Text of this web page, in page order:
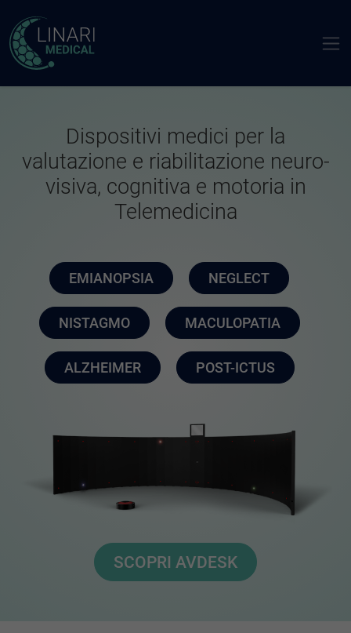
Dispositivi medici per la
valutazione e riabilitazione neuro-
visiva, cognitiva e motoria in
Telemedicina
EMIANOPSIA NEGLECT
NISTAGMO MACULOPATIA
ALZHEIMER POST-ICTUS
SCOPRI AVDESK